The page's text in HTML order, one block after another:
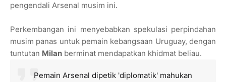
pengendali Arsenal musim ini.
Perkembangan ini menyebabkan spekulasi perpindahan
musim panas untuk pemain kebangsaan Uruguay, dengan
tuntutan Milan berminat mendapatkan khidmat beliau.
Pemain Arsenal dipetik 'diplomatik' mahukan